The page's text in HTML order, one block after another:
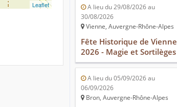
Leaflet
A lieu du 29/08/2026 au
30/08/2026
Vienne, Auvergne-Rhône-Alpes
Fête Historique de Vienne
2026 - Magie et Sortilèges
A lieu du 05/09/2026 au
06/09/2026
Bron, Auvergne-Rhône-Alpes